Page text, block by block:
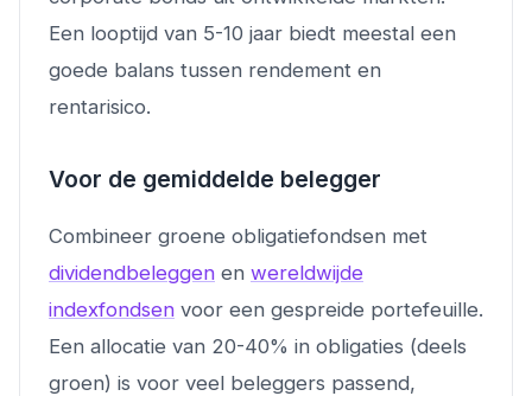
Een looptijd van 5-10 jaar biedt meestal een
goede balans tussen rendement en
rentarisico.
Voor de gemiddelde belegger
Combineer groene obligatiefondsen met
dividendbeleggen en wereldwijde
indexfondsen voor een gespreide portefeuille.
Een allocatie van 20-40% in obligaties (deels
groen) is voor veel beleggers passend,